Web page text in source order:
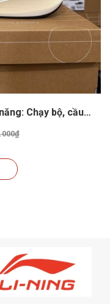
Chạy bộ, cầu